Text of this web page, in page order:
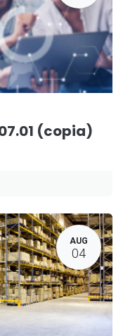
(copia)
AUG
04